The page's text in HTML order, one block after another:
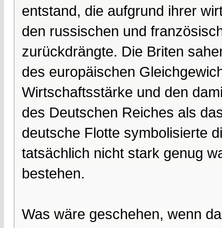
entstand, die aufgrund ihrer
den russischen und
zurückdrängte. Die Briten
des europäischen
Wirtschaftsstärke und den
des Deutschen Reiches als
deutsche Flotte symbolisierte
tatsächlich nicht stark genug
bestehen.
Was wäre geschehen, wenn